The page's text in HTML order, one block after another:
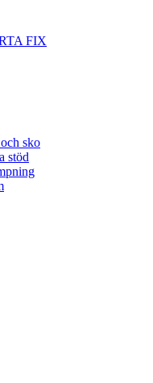
FIX
sko
stöd